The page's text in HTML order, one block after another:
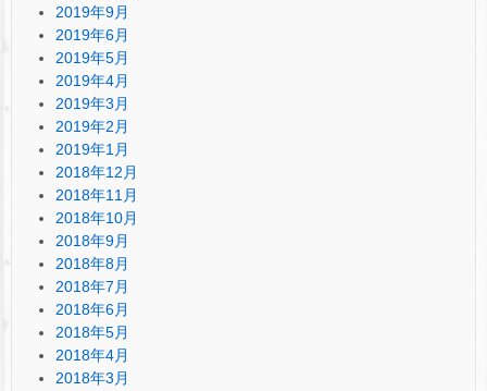
2019年9月
2019年6月
2019年5月
2019年4月
2019年3月
2019年2月
2019年1月
2018年12月
2018年11月
2018年10月
2018年9月
2018年8月
2018年7月
2018年6月
2018年5月
2018年4月
2018年3月